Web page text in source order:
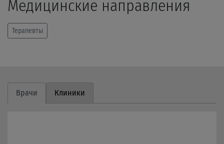
Медицинские направления
Терапевты
Врачи Клиники